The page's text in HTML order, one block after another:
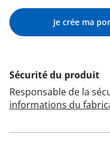
Je crée ma
Sécurité du produit
Responsable de la
informations du